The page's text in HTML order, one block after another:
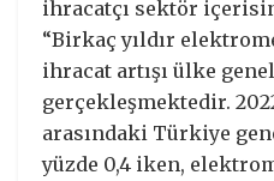
ihracatçı sektör
“Birkaç yıldır
ihracat artışı ülke
gerçekleşmektedir.
arasındaki Türkiye
yüzde 0,4 iken,